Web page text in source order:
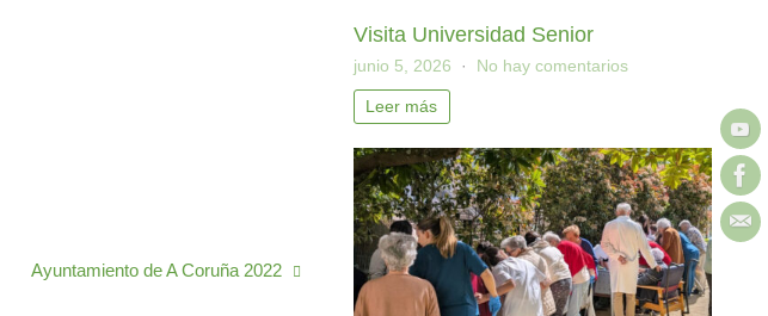
Ayuntamiento de A Coruña 2022
Visita Universidad Senior
junio 5, 2026 No hay comentarios
Leer más